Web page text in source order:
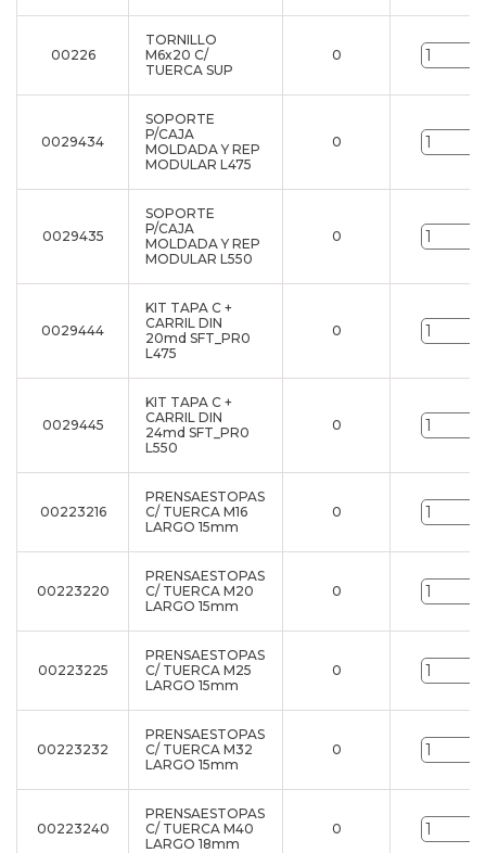
00226
TORNILLO
M6x20 C/
TUERCA SUP
0
0029434
SOPORTE
P/CAJA
MOLDADA Y REP
MODULAR L475
0
0029435
SOPORTE
P/CAJA
MOLDADA Y REP
MODULAR L550
0
0029444
KIT TAPA C +
CARRIL DIN
20md SFT_PR0
L475
0
0029445
KIT TAPA C +
CARRIL DIN
24md SFT_PR0
L550
0
00223216
PRENSAESTOPAS
C/ TUERCA M16
LARGO 15mm
0
00223220
PRENSAESTOPAS
C/ TUERCA M20
LARGO 15mm
0
00223225
PRENSAESTOPAS
C/ TUERCA M25
LARGO 15mm
0
00223232
PRENSAESTOPAS
C/ TUERCA M32
LARGO 15mm
0
00223240
PRENSAESTOPAS
C/ TUERCA M40
LARGO 18mm
0